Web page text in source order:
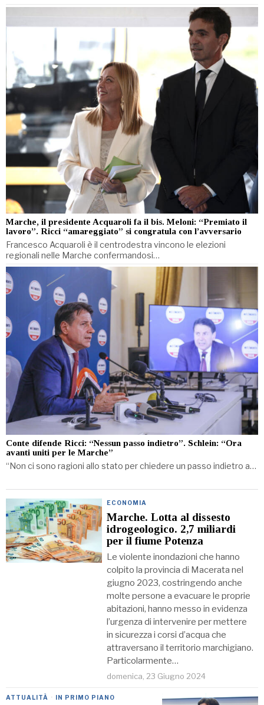
Marche, il presidente Acquaroli fa il bis. Meloni: “Premiato il
lavoro”. Ricci “amareggiato” si congratula con l’avversario
Francesco Acquaroli è il centrodestra vincono le elezioni
regionali nelle Marche confermandosi…
Conte difende Ricci: “Nessun passo indietro”. Schlein: “Ora
avanti uniti per le Marche”
“Non ci sono ragioni allo stato per chiedere un passo indietro a…
ECONOMIA
Marche. Lotta al dissesto
idrogeologico. 2,7 miliardi
per il fiume Potenza
Le violente inondazioni che hanno
colpito la provincia di Macerata nel
giugno 2023, costringendo anche
molte persone a evacuare le proprie
abitazioni, hanno messo in evidenza
l’urgenza di intervenire per mettere
in sicurezza i corsi d’acqua che
attraversano il territorio marchigiano.
Particolarmente…
domenica, 23 Giugno 2024
ATTUALITÀ · IN PRIMO PIANO